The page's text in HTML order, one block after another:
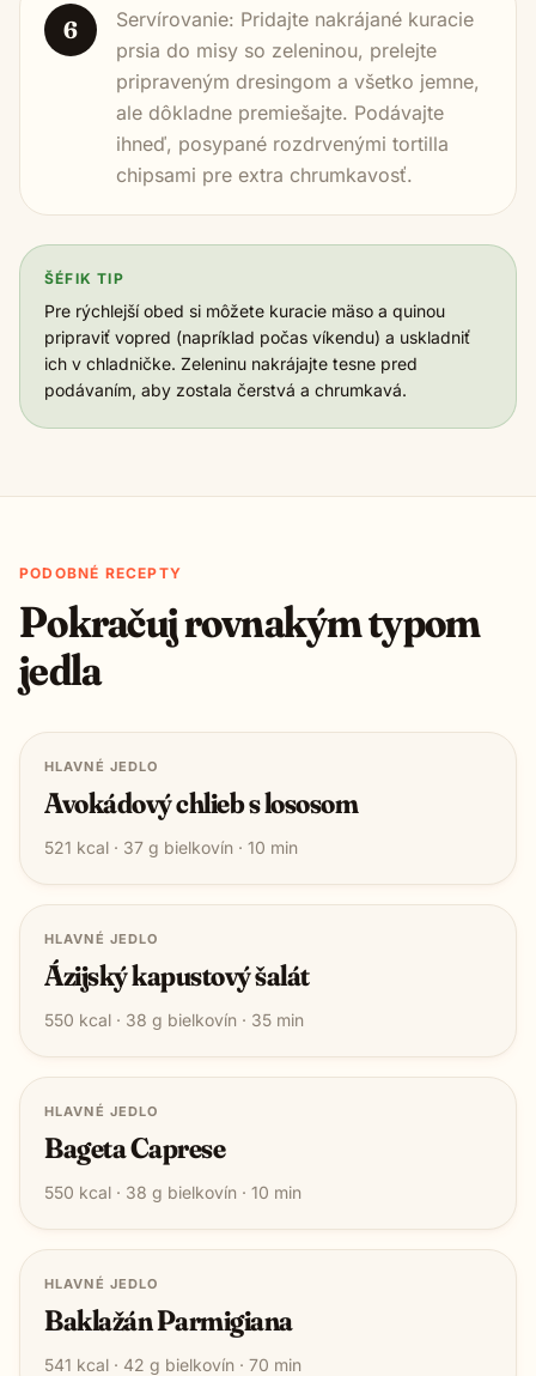
6
Servírovanie: Pridajte nakrájané kuracie
prsia do misy so zeleninou, prelejte
pripraveným dresingom a všetko jemne,
ale dôkladne premiešajte. Podávajte
ihneď, posypané rozdrvenými tortilla
chipsami pre extra chrumkavosť.
ŠÉFIK TIP
Pre rýchlejší obed si môžete kuracie mäso a quinou
pripraviť vopred (napríklad počas víkendu) a uskladniť
ich v chladničke. Zeleninu nakrájajte tesne pred
podávaním, aby zostala čerstvá a chrumkavá.
PODOBNÉ RECEPTY
Pokračuj rovnakým typom
jedla
HLAVNÉ JEDLO
Avokádový chlieb s lososom
521 kcal · 37 g bielkovín · 10 min
HLAVNÉ JEDLO
Ázijský kapustový šalát
550 kcal · 38 g bielkovín · 35 min
HLAVNÉ JEDLO
Bageta Caprese
550 kcal · 38 g bielkovín · 10 min
HLAVNÉ JEDLO
Baklažán Parmigiana
541 kcal · 42 g bielkovín · 70 min